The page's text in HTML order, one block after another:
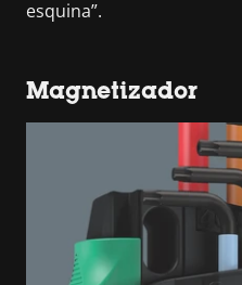
esquina”.
Magnetizador